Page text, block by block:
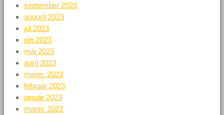
september 2023
august 2023
júl 2023
jún 2023
máj 2023
apríl 2023
marec 2023
február 2023
január 2023
marec 2022